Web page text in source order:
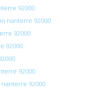
92000
nanterre 92000
92000
92000
92000
92000